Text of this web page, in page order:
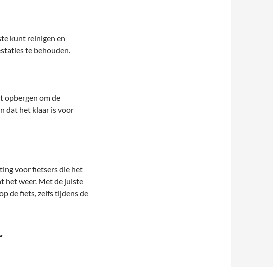
kunt reinigen en
te behouden.
opbergen om de
dat het klaar is voor
voor fietsers die het
het weer. Met de juiste
de fiets, zelfs tijdens de